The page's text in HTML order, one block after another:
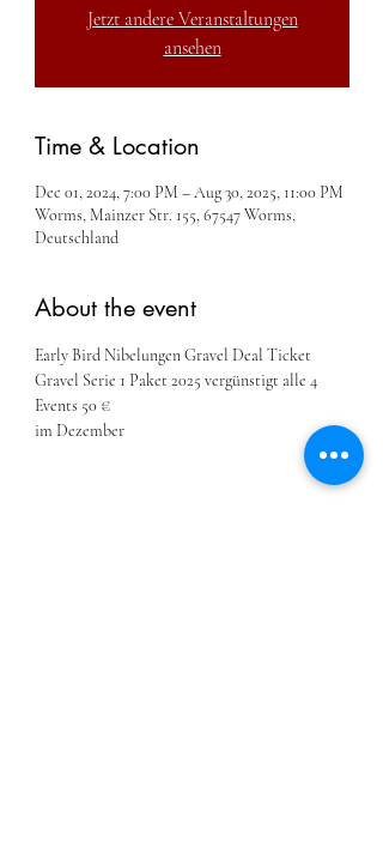
Jetzt andere Veranstaltungen
ansehen
Time & Location
Dec 01, 2024, 7:00 PM – Aug 30, 2025, 11:00 PM
Worms, Mainzer Str. 155, 67547 Worms,
Deutschland
About the event
Early Bird Nibelungen Gravel Deal Ticket
Gravel Serie 1 Paket 2025 vergünstigt alle 4
Events 50 €
im Dezember